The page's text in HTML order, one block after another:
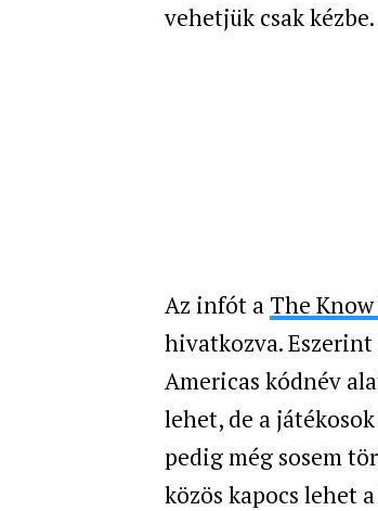
vehetjük csak kézbe.
Az infót a The
hivatkozva.
Americas kódnév
lehet, de a
pedig még sosem
közös kapocs lehet